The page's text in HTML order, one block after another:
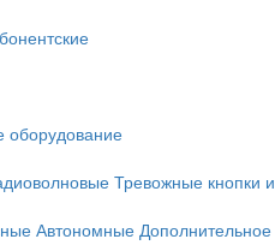
оборудование
Тревожные кнопки и
Автономные Дополнительное